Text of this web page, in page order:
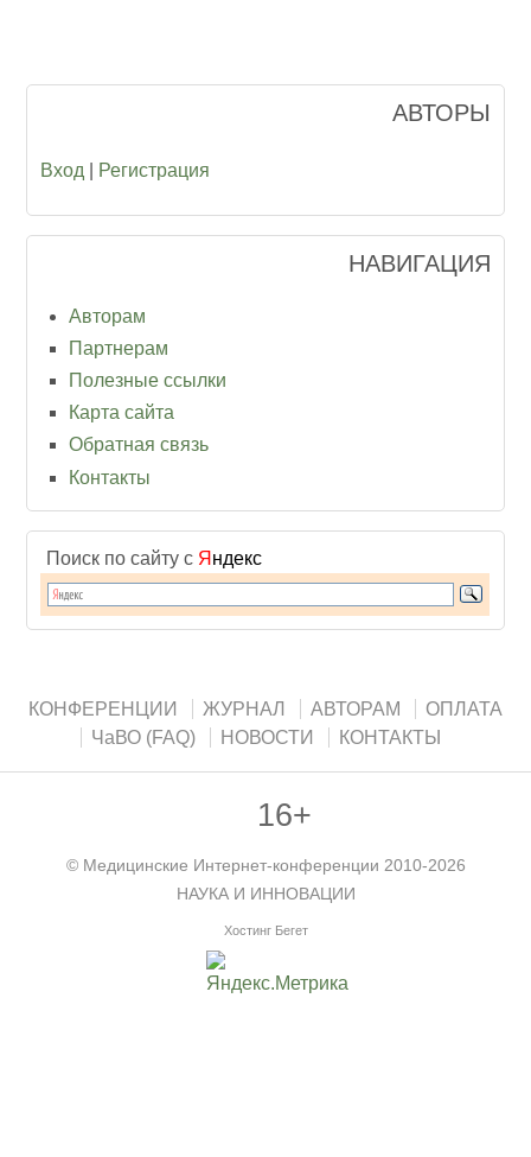
АВТОРЫ
Вход Регистрация
НАВИГАЦИЯ
Авторам
Партнерам
Полезные ссылки
Карта сайта
Обратная связь
Контакты
Поиск по сайту с Я ндекс
КОНФЕРЕНЦИИ ЖУРНАЛ АВТОРАМ
ОПЛАТА
ЧаВО (FAQ)
НОВОСТИ КОНТАКТЫ
16+
© Медицинские Интернет-конференции 2010-2026
НАУКА И ИННОВАЦИИ
Хостинг Бегет